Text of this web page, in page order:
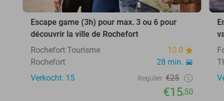
Escape game (3h) pour max. 3 ou 6 pour
découvrir la ville de Rochefort
Rochefort Tourisme
10.0
Rochefort
28 min.
Verkocht: 15
Regulier €25
€15,50